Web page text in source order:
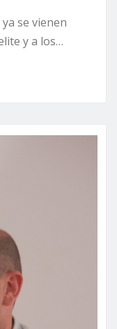
se vienen
y a los…